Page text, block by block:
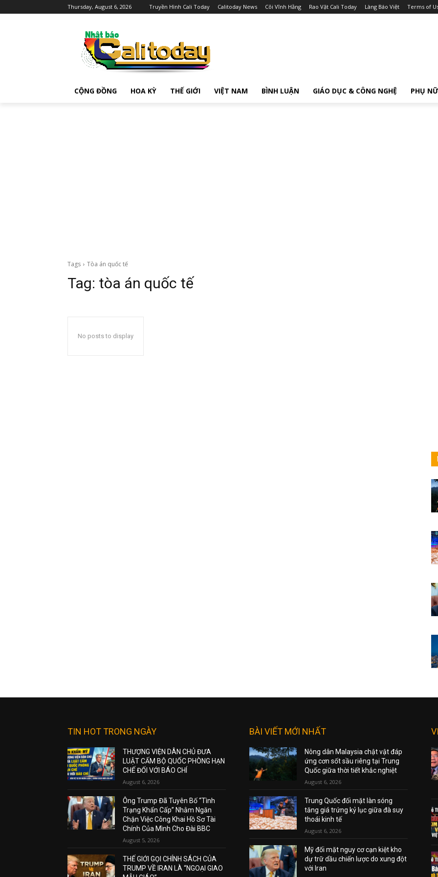
Thursday, August 6, 2026 Truyền Hình Cali Today Calitoday News Cõi Vĩnh Hằng Rao Vặt Cali Today Làng Báo Việt Terms of
CỘNG ĐỒNG HOA KỲ THẾ GIỚI VIỆT NAM BÌNH LUẬN GIÁO DỤC & CÔNG NGHỆ PHỤ NỮ
Tags Tòa án quốc tế
Tag: tòa án quốc tế
No posts to display
TIN HOT TRONG NGÀY
THƯỢNG VIỆN DÂN CHỦ ĐƯA
LUẬT CẤM BỘ QUỐC PHÒNG HẠN
CHẾ ĐỐI VỚI BÁO CHÍ
August 6, 2026
Ông Trump Đã Tuyên Bố “Tình
Trạng Khẩn Cấp” Nhằm Ngăn
Chặn Việc Công Khai Hồ Sơ Tài
Chính Của Mình Cho Đài BBC
August 5, 2026
THẾ GIỚI GỌI CHÍNH SÁCH CỦA
TRUMP VỀ IRAN LÀ “NGOẠI GIAO
BÀI VIẾT MỚI NHẤT
Nông dân Malaysia chật vật đáp
ứng cơn sốt sầu riêng tại Trung
Quốc giữa thời tiết khắc nghiệt
August 6, 2026
Trung Quốc đối mặt làn sóng
tăng giá trứng kỷ lục giữa đà suy
thoái kinh tế
August 6, 2026
Mỹ đối mặt nguy cơ cạn kiệt kho
dự trữ dầu chiến lược do xung đột
với Iran